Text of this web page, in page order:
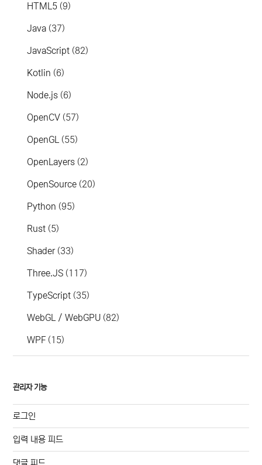
HTML5 (9)
Java (37)
JavaScript (82)
Kotlin (6)
Node.js (6)
OpenCV (57)
OpenGL (55)
OpenLayers (2)
OpenSource (20)
Python (95)
Rust (5)
Shader(33)
Three.JS (117)
TypeScript (35)
WebGL / WebGPU (82)
WPF (15)
관리자 기능
로그인
입력 내용 피드
댓글 피드